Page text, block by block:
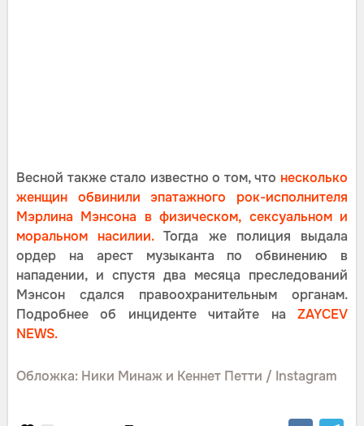
Весной также стало известно о том, что несколько
женщин обвинили эпатажного рок-исполнителя
Мэрлина Мэнсона в физическом, сексуальном и
моральном насилии.Тогда же полиция выдала
ордер на арест музыканта по обвинению в
нападении, и спустя два месяца преследований
Мэнсон сдался правоохранительным органам.
Подробнее об инциденте читайте на ZAYCEV
NEWS.
Обложка: Ники Минаж и Кеннет Петти / Instagram